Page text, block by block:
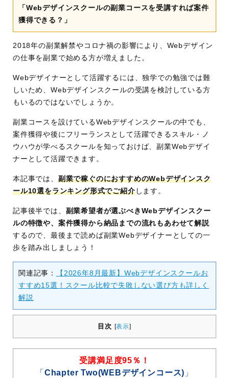
「Webデザインスクールの副業コースを受講すれば案件
獲得できる？」
2018年の副業解禁やコロナ禍の影響により、Webデザイン
の仕事を副業で始める方が増えました。
Webデザイナーとして活躍するには、独学での勉強では難
しいため、Webデザインスクールの受講を検討している方
もいるのではないでしょうか。
副業コースを設けているWebデザインスクールの中でも、
案件獲得や後にフリーランスとして活躍できるスキル・ノ
ウハウが学べるスクールを知っておけば、副業Webデザイ
ナーとして活躍できます。
本記事では、 副業で稼ぐのにおすすめのWebデザインスク
ール10選をランキング形式でご紹介します。
記事後半では、 副業希望者が選ぶべきWebデザインスクー
ルの特徴や、案件獲得から納品までの流れもあわせて解説
するので、最後まで読めば副業Webデザイナーとしての一
歩を踏み出しましょう！
関連記事：
【2026年8月最新】Webデザインスクールお
すすめ15選！スクール比較で失敗しない選び方も詳しく
解説
目次 [表示]
受講満足度95％！
「 Chapter Two(WEBデザインコース) 」